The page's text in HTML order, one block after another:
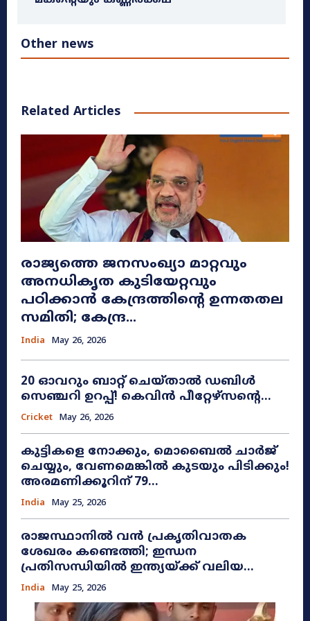
Other news
Related Articles
രാജ്യത്തെ ജനസംഖ്യാ മാറ്റവും
അനധികൃത കുടിയേറ്റവും
പഠിക്കാൻ കേന്ദ്രത്തിന്റെ ഉന്നതതല
സമിതി; കേന്ദ്ര...
India May 26, 2026
20 ഓവറും ബാറ്റ് ചെയ്താൽ ഡബിൾ
സെഞ്ചറി ഉറപ്പ്! കെവിൻ പീറ്റേഴ്സന്റെ...
Cricket May 26, 2026
കുട്ടികളെ നോക്കും, മൊബൈൽ ചാർജ്
ചെയ്യും, വേണമെങ്കിൽ കുടയും പിടിക്കും!
അരമണിക്കൂറിന് 79...
India May 25, 2026
രാജസ്ഥാനിൽ വൻ പ്രകൃതിവാതക
ശേഖരം കണ്ടെത്തി; ഇന്ധന
പ്രതിസന്ധിയിൽ ഇന്ത്യയ്ക്ക് വലിയ...
India May 25, 2026